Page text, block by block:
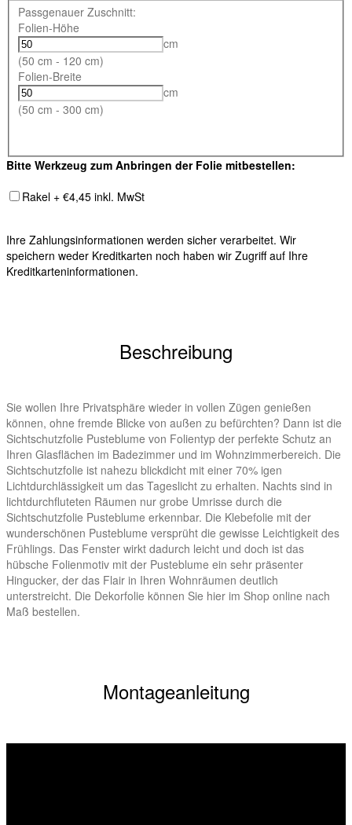
Passgenauer Zuschnitt:
Folien-Höhe
cm
(50 cm - 120 cm)
Folien-Breite
cm
(50 cm - 300 cm)
Bitte Werkzeug zum Anbringen der Folie mitbestellen:
Rakel + €4,45 inkl. MwSt
Ihre Zahlungsinformationen werden sicher verarbeitet. Wir
speichern weder Kreditkarten noch haben wir Zugriff auf Ihre
Kreditkarteninformationen.
Beschreibung
Sie wollen Ihre Privatsphäre wieder in vollen Zügen genießen
können, ohne fremde Blicke von außen zu befürchten? Dann ist die
Sichtschutzfolie Pusteblume von Folientyp der perfekte Schutz an
Ihren Glasflächen im Badezimmer und im Wohnzimmerbereich. Die
Sichtschutzfolie ist nahezu blickdicht mit einer 70% igen
Lichtdurchlässigkeit um das Tageslicht zu erhalten. Nachts sind in
lichtdurchfluteten Räumen nur grobe Umrisse durch die
Sichtschutzfolie Pusteblume erkennbar. Die Klebefolie mit der
wunderschönen Pusteblume versprüht die gewisse Leichtigkeit des
Frühlings. Das Fenster wirkt dadurch leicht und doch ist das
hübsche Folienmotiv mit der Pusteblume ein sehr präsenter
Hingucker, der das Flair in Ihren Wohnräumen deutlich
unterstreicht. Die Dekorfolie können Sie hier im Shop online nach
Maß bestellen.
Montageanleitung